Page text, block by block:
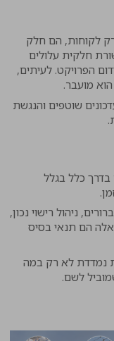
רק לקוחות, הם חלק
חלקית עלולים
הפרויקט. לעיתים,
מועבר.
שוטפים והנגשת
בדרך כלל בגלל
ניהול רישוי נכון,
אלה הם תנאי בסיס
נמדדת לא רק במה
לשם.